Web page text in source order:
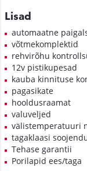
Lisad
automaatne
võtmekomplektid
rehvirõhu
12v pistikupesad
kauba kinnituse
pagasikate
hooldusraamat
valuveljed
välistemperatuuri
tagaklaasi
Tehase garantii
Porilapid ees/taga